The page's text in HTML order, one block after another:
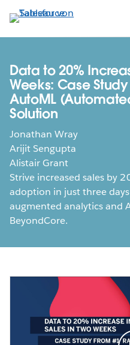
Direkt
zum
Inhalt
Data to 20%
Weeks: Case
AutoML
Solution
Jonathan Wray
Arijit Sengupta
Alistair Grant
Strive increased sales by
adoption in just three
augmented analytics and
BeyondCore.